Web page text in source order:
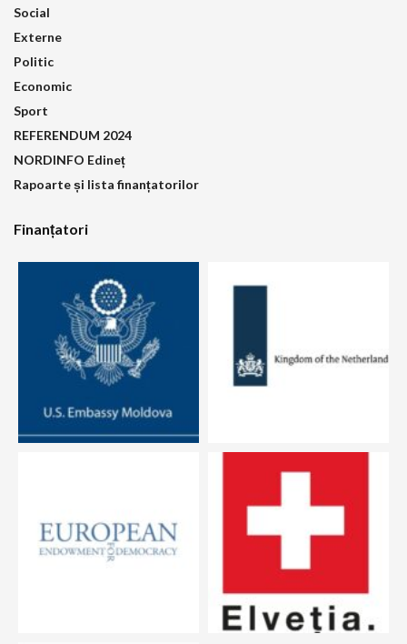
Social
Externe
Politic
Economic
Sport
REFERENDUM 2024
NORDINFO Edineț
Rapoarte și lista finanțatorilor
Finanțatori